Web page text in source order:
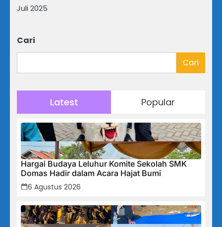
Juli 2025
Cari
Cari
Latest Popular
Hargai Budaya Leluhur Komite Sekolah SMK
Domas Hadir dalam Acara Hajat Bumi
6 Agustus 2026